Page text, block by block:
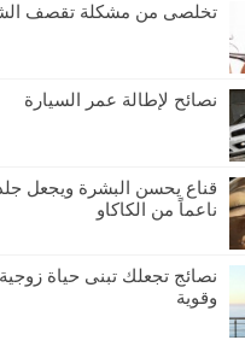
تخلصى من مشكلة تقصف
نصائح لإطالة عمر السيارة
قناع يحسن البشرة ويجعل
ناعماً من الكاكاو
نصائج تجعلك تبنى حياة
وقوية